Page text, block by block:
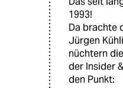
1993!
Da brachte
Jürgen
nüchtern
der Insider
den Punkt: